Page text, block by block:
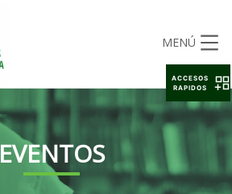
MENÚ
EVENTOS
ACCESOS
RAPIDOS